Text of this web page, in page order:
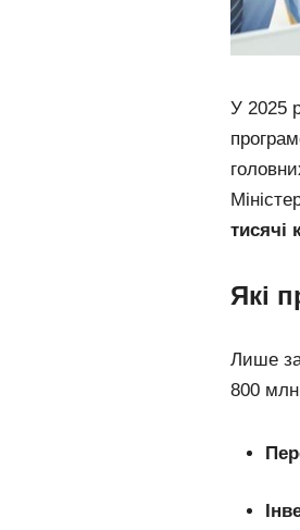
У 2025
тисячі
Які
Лише за
800